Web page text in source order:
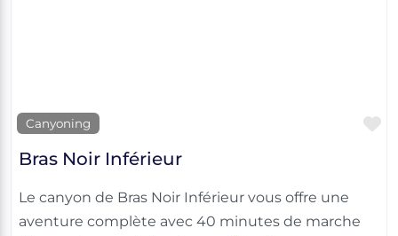
Canyoning
Bras Noir Inférieur
Le canyon de Bras Noir Inférieur vous offre une
aventure complète avec 40 minutes de marche